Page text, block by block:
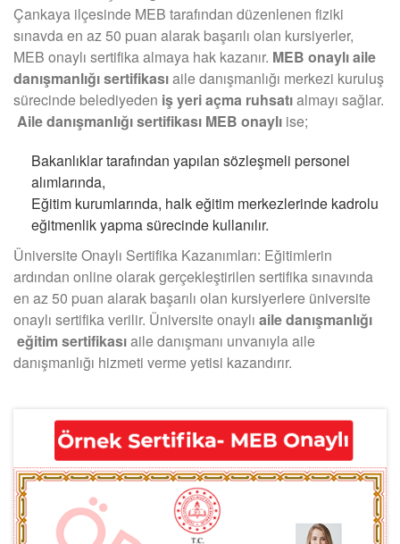
Çankaya ilçesinde MEB tarafından düzenlenen fiziki
sınavda en az 50 puan alarak başarılı olan kursiyerler,
MEB onaylı sertifika almaya hak kazanır. MEB onaylı aile
danışmanlığı sertifikasıaile danışmanlığı merkezi kuruluş
sürecinde belediyeden iş yeri açma ruhsatıalmayı sağlar.
Aile danışmanlığı sertifikası MEB onaylı ise;
Bakanlıklar tarafından yapılan sözleşmeli personel
alımlarında,
Eğitim kurumlarında, halk eğitim merkezlerinde kadrolu
eğitmenlik yapma sürecinde kullanılır.
Üniversite Onaylı Sertifika Kazanımları: Eğitimlerin
ardından online olarak gerçekleştirilen sertifika sınavında
en az 50 puan alarak başarılı olan kursiyerlere üniversite
onaylı sertifika verilir. Üniversite onaylı aile danışmanlığı
eğitim sertifikasıaile danışmanı unvanıyla aile
danışmanlığı hizmeti verme yetisi kazandırır.